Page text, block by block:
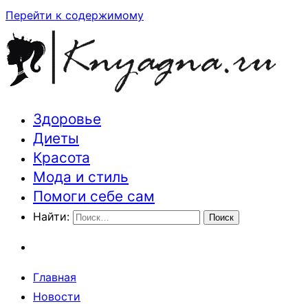
Перейти к содержимому
Траектория здоровья и красоты
Здоровье
Диеты
Красота
Мода и стиль
Помоги себе сам
Найти:
Главная
Новости